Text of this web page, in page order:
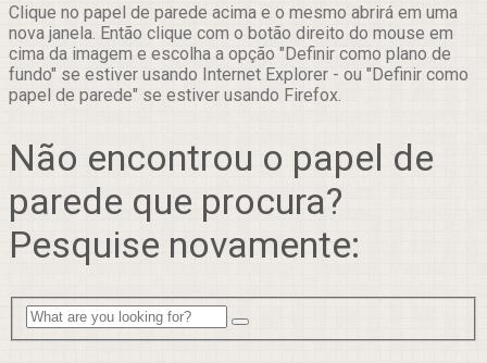
Clique no papel de parede acima e o mesmo abrirá em uma
nova janela. Então clique com o botão direito do mouse em
cima da imagem e escolha a opção "Definir como plano de
fundo" se estiver usando Internet Explorer - ou "Definir como
papel de parede" se estiver usando Firefox.
Não encontrou o papel de
parede que procura?
Pesquise novamente: